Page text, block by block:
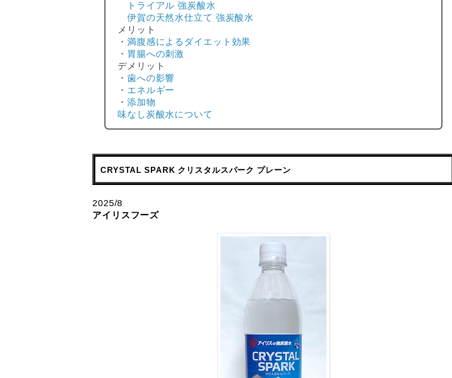
トライアル 強炭酸水
伊賀の天然水仕立て 強炭酸水
メリット
・ 満腹感によるダイエット効果
・ 胃腸への刺激
デメリット
・ 歯への影響
・ エネルギー
・ 添加物
味なし炭酸水について
CRYSTAL SPARK クリスタルスパーク プレーン
2025/8
アイリスフーズ